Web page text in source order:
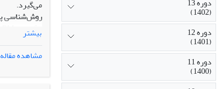
می‌گیرد.
روش‌شناسی
روش‌های
یافته‌ها:
بیشتر
مشاهده مقاله
دوره 13
(1402)
دوره 12
(1401)
دوره 11
(1400)